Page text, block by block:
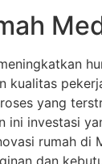
kualitas
yang
ini investasi
rumah di
dan